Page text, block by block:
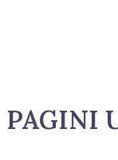
PAGINI